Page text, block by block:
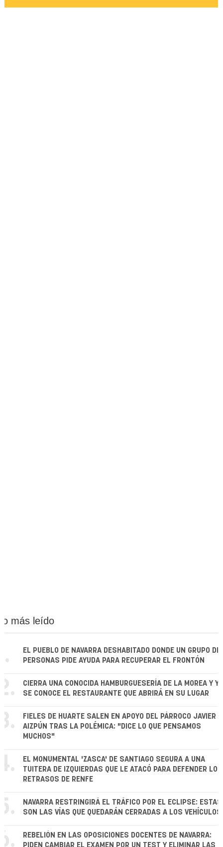
más leído
EL PUEBLO DE NAVARRA DESHABITADO DONDE UN GRUPO DE
PERSONAS PIDE AYUDA PARA RECUPERAR EL FRONTÓN
CIERRA UNA CONOCIDA HAMBURGUESERÍA DE LA MOREA Y YA
SE CONOCE EL RESTAURANTE QUE ABRIRÁ EN SU LUGAR
FIELES DE HUARTE SALEN EN APOYO DEL PÁRROCO JAVIER
AIZPÚN TRAS LA POLÉMICA: "DICE LO QUE PENSAMOS
MUCHOS"
EL MONUMENTAL 'ZASCA' DE SANTIAGO SEGURA A UNA
TUITERA DE IZQUIERDAS QUE LE ATACÓ PARA DEFENDER LOS
RETRASOS DE RENFE
NAVARRA RESTRINGIRÁ EL TRÁFICO POR EL ECLIPSE: ESTAS
SON LAS VÍAS QUE QUEDARÁN CERRADAS A LOS VEHÍCULOS
REBELIÓN EN LAS OPOSICIONES DOCENTES DE NAVARRA:
PIDEN CAMBIAR EL EXAMEN POR UN TEST Y ELIMINAR LAS